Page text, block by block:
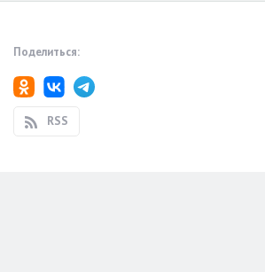
Поделиться:
RSS